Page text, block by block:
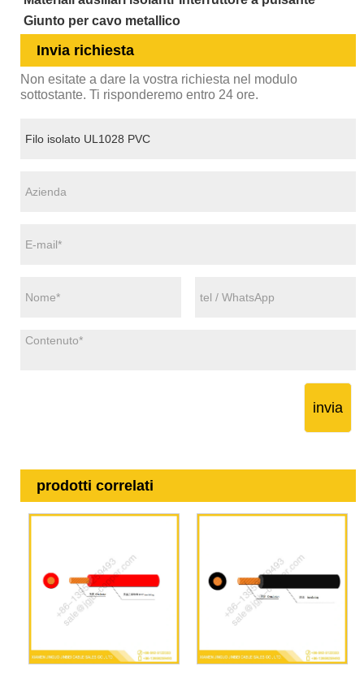
Giunto per cavo metallico
Invia richiesta
Non esitate a dare la vostra richiesta nel modulo
sottostante. Ti risponderemo entro 24 ore.
invia
prodotti correlati